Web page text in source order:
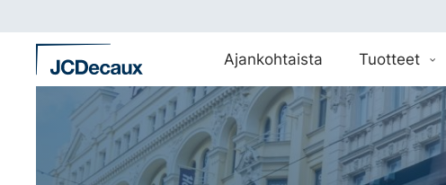
suoraan
sisältöön
Ajankohtaista Tuotteet